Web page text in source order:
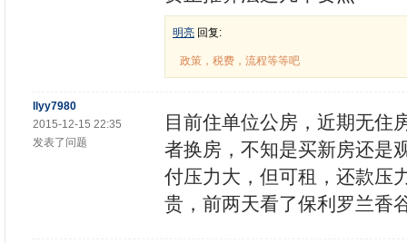
明亮 回复:
政策，税费，流程等等吧
llyy7980
2015-12-15 22:35
发表了问题
目前住单位公房，近期无住
者换房，不知是买新房还是
付压力大，但可租，还款压
贵，前两天看了保利罗兰香